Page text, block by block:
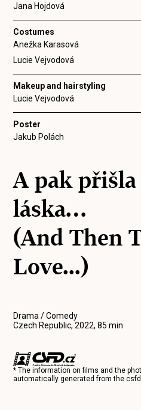
Jana Hojdová
Costumes
Anežka Karasová
Lucie Vejvodová
Makeup and hairstyling
Lucie Vejvodová
Poster
Jakub Polách
A pak přišla
láska…
(And Then
Love...)
Drama / Comedy
Czech Republic, 2022, 85 min
* The information on films and the
automatically generated from the